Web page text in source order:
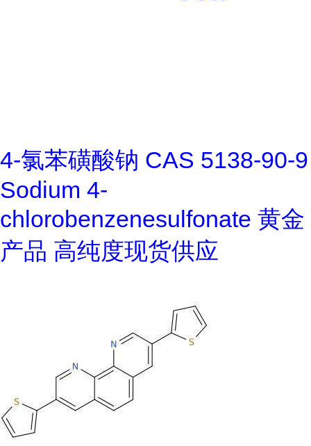
4-氯苯磺酸钠 CAS 5138-90-9
Sodium 4-
chlorobenzenesulfonate 黄金
产品 高纯度现货供应